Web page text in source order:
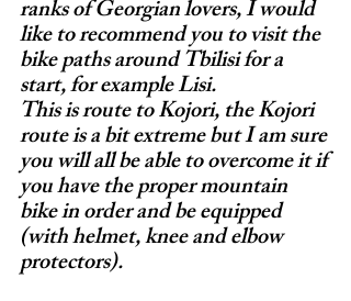
ranks of Georgian lovers, I would
like to recommend you to visit the
bike paths around Tbilisi for a
start, for example Lisi.
This is route to Kojori, the Kojori
route is a bit extreme but I am sure
you will all be able to overcome it if
you have the proper mountain
bike in order and be equipped
(with helmet, knee and elbow
protectors).